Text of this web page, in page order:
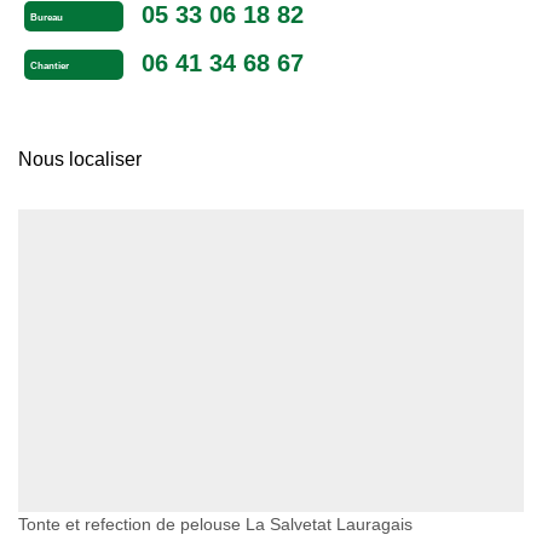
Bureau 05 33 06 18 82
Chantier 06 41 34 68 67
Nous localiser
Tonte et refection de pelouse La Salvetat Lauragais